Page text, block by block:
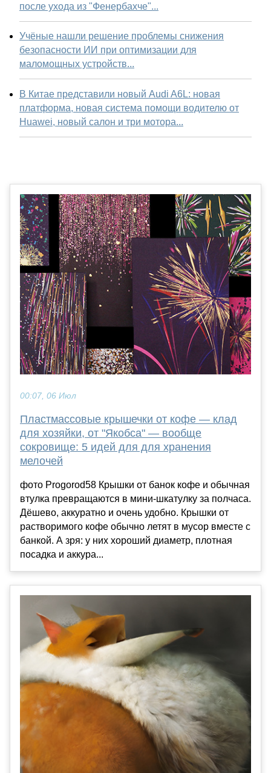
после ухода из "Фенербахче"...
Учёные нашли решение проблемы снижения
безопасности ИИ при оптимизации для
маломощных устройств...
В Китае представили новый Audi A6L: новая
платформа, новая система помощи водителю от
Huawei, новый салон и три мотора...
00:07, 06 Июл
Пластмассовые крышечки от кофе — клад
для хозяйки, от "Якобса" — вообще
сокровище: 5 идей для для хранения
мелочей
фото Progorod58 Крышки от банок кофе и обычная
втулка превращаются в мини-шкатулку за полчаса.
Дёшево, аккуратно и очень удобно. Крышки от
растворимого кофе обычно летят в мусор вместе с
банкой. А зря: у них хороший диаметр, плотная
посадка и аккура...